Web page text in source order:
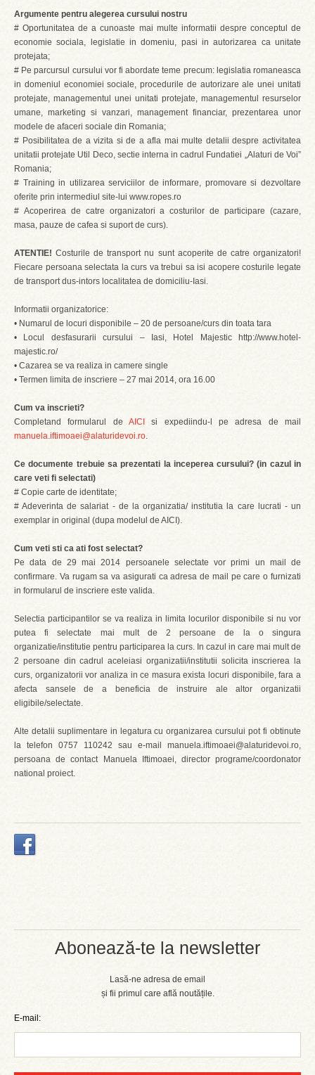
Abonează-te la newsletter
Lasă-ne adresa de email
și fii primul care află noutățile.
E-mail:
Argumente pentru alegerea cursului nostru
# Oportunitatea de a cunoaste mai multe informatii despre conceptul de
economie sociala, legislatie in domeniu, pasi in autorizarea ca unitate
protejata;
# Pe parcursul cursului vor fi abordate teme precum: legislatia romaneasca
in domeniul economiei sociale, procedurile de autorizare ale unei unitati
protejate, managementul unei unitati protejate, managementul resurselor
umane, marketing si vanzari, management financiar, prezentarea unor
modele de afaceri sociale din Romania;
# Posibilitatea de a vizita si de a afla mai multe detalii despre activitatea
unitatii protejate Util Deco, sectie interna in cadrul Fundatiei „Alaturi de Voi”
Romania;
# Training in utilizarea serviciilor de informare, promovare si dezvoltare
oferite prin intermediul site-lui www.ropes.ro
# Acoperirea de catre organizatori a costurilor de participare (cazare,
masa, pauze de cafea si suport de curs).
ATENTIE! Costurile de transport nu sunt acoperite de catre organizatori!
Fiecare persoana selectata la curs va trebui sa isi acopere costurile legate
de transport dus-intors localitatea de domiciliu-Iasi.
Informatii organizatorice:
• Numarul de locuri disponibile – 20 de persoane/curs din toata tara
• Locul desfasurarii cursului – Iasi, Hotel Majestic http://www.hotel-
majestic.ro/
• Cazarea se va realiza in camere single
• Termen limita de inscriere – 27 mai 2014, ora 16.00
Cum va inscrieti?
Completand formularul de AICI
si expediindu-l pe adresa de mail
manuela.iftimoaei@alaturidevoi.ro.
Ce documente trebuie sa prezentati la inceperea cursului? (in cazul in
care veti fi selectati)
# Copie carte de identitate;
# Adeverinta de salariat - de la organizatia/ institutia la care lucrati - un
exemplar in original (dupa modelul de AICI).
Cum veti sti ca ati fost selectat?
Pe data de 29 mai 2014 persoanele selectate vor primi un mail de
confirmare. Va rugam sa va asigurati ca adresa de mail pe care o furnizati
in formularul de inscriere este valida.
Selectia participantilor se va realiza in limita locurilor disponibile si nu vor
putea fi selectate mai mult de 2 persoane de la o singura
organizatie/institutie pentru participarea la curs. In cazul in care mai mult de
2 persoane din cadrul aceleiasi organizatii/institutii solicita inscrierea la
curs, organizatorii vor analiza in ce masura exista locuri disponibile, fara a
afecta sansele de a beneficia de instruire ale altor organizatii
eligibile/selectate.
Alte detalii suplimentare in legatura cu organizarea cursului pot fi obtinute
la telefon 0757 110242 sau e-mail manuela.iftimoaei@alaturidevoi.ro,
persoana de contact Manuela Iftimoaei, director programe/coordonator
national proiect.